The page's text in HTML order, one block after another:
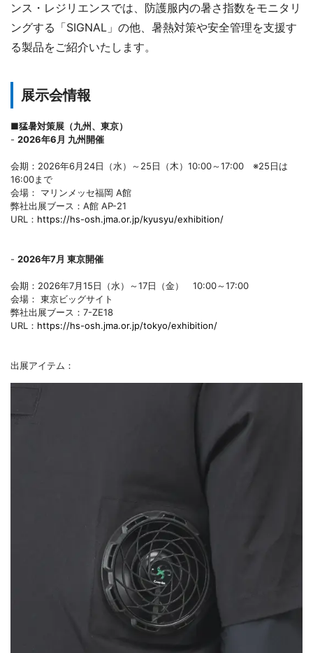
ンス・レジリエンスでは、防護服内の暑さ指数をモニタリ
ングする「SIGNAL」の他、暑熱対策や安全管理を支援す
る製品をご紹介いたします。
展示会情報
■猛暑対策展（九州、東京）
- 2026年6月 九州開催
会期：2026年6月24日（水）～25日（木）10:00～17:00 ※25日は
16:00まで
会場： マリンメッセ福岡 A館
弊社出展ブース：A館 AP-21
URL： https://hs-osh.jma.or.jp/kyusyu/exhibition/
- 2026年7月 東京開催
会期：2026年7月15日（水）～17日（金） 10:00～17:00
会場： 東京ビッグサイト
弊社出展ブース：7-ZE18
URL： https://hs-osh.jma.or.jp/tokyo/exhibition/
出展アイテム：